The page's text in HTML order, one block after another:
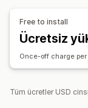
Sayfaları yönetme
Düzenleyici aracı
Free to install
Ücretsiz
Once-off charge
Tüm ücretler USD